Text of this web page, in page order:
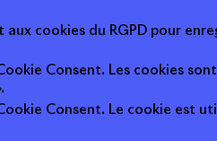
cookies du RGPD pour
Consent. Les cookies
Consent. Le cookie est